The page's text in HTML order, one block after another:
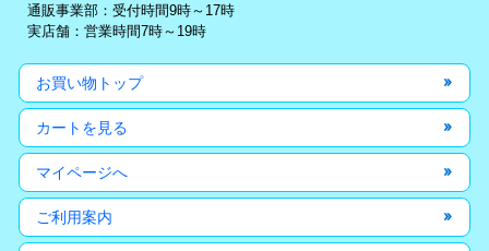
通販事業部：受付時間9時～17時
実店舗：営業時間7時～19時
お買い物トップ
カートを見る
マイページへ
ご利用案内